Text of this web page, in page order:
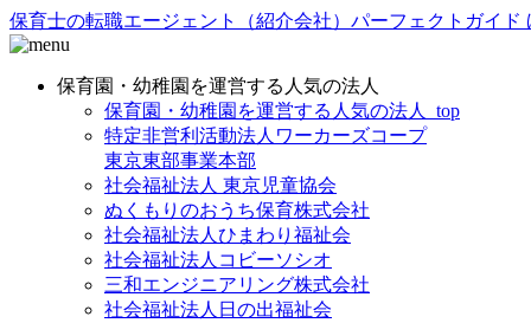
保育士の転職エージェント（紹介会社）パーフェクトガイド
保育園・幼稚園を運営する人気の法人
保育園・幼稚園を運営する人気の法人_top
特定非営利活動法人ワーカーズコープ
東京東部事業本部
社会福祉法人 東京児童協会
ぬくもりのおうち保育株式会社
社会福祉法人ひまわり福祉会
社会福祉法人コビーソシオ
三和エンジニアリング株式会社
社会福祉法人日の出福祉会